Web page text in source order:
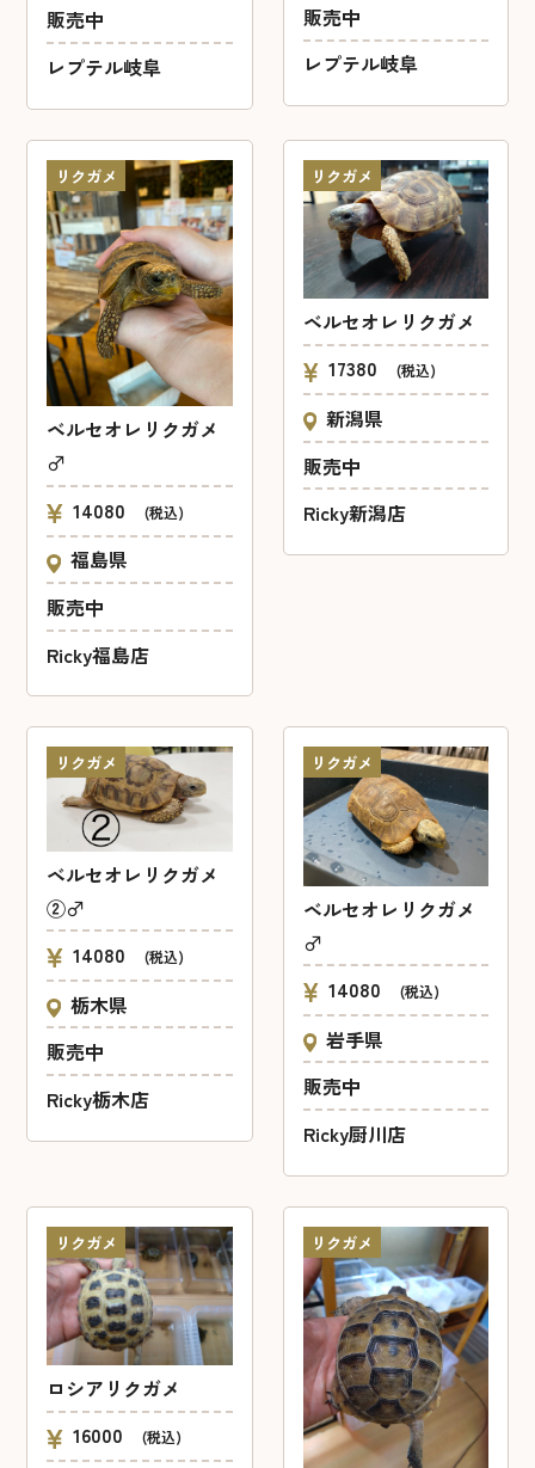
販売中
レプテル岐阜
販売中
レプテル岐阜
リクガメ
ベルセオレリクガメ
♂
14080
(税込)
福島県
販売中
Ricky福島店
リクガメ
ベルセオレリクガメ
17380
(税込)
新潟県
販売中
Ricky新潟店
リクガメ
ベルセオレリクガメ
②♂
14080
(税込)
栃木県
販売中
Ricky栃木店
リクガメ
ベルセオレリクガメ
♂
14080
(税込)
岩手県
販売中
Ricky厨川店
リクガメ
ロシアリクガメ
16000
(税込)
リクガメ